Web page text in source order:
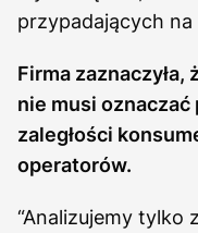
przypadających na
Firma zaznaczyła,
nie musi
zaległości
operatorów.
“Analizujemy tylko